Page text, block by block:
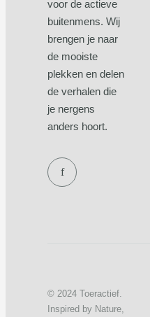
voor de actieve
buitenmens. Wij
brengen je naar
de mooiste
plekken en delen
de verhalen die
je nergens
anders hoort.
f
© 2024 Toeractief.
Inspired by Nature,